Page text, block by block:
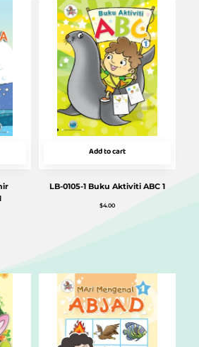
Add to cart
LB-0105-1 Buku Aktiviti ABC 1
$4.00